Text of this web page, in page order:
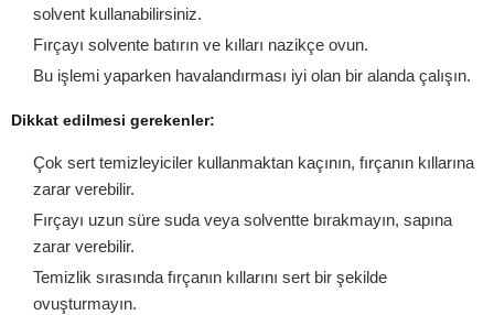
solvent kullanabilirsiniz.
Fırçayı solvente batırın ve kılları nazikçe ovun.
Bu işlemi yaparken havalandırması iyi olan bir alanda çalışın.
Dikkat edilmesi gerekenler:
Çok sert temizleyiciler kullanmaktan kaçının, fırçanın kıllarına
zarar verebilir.
Fırçayı uzun süre suda veya solventte bırakmayın, sapına
zarar verebilir.
Temizlik sırasında fırçanın kıllarını sert bir şekilde
ovuşturmayın.